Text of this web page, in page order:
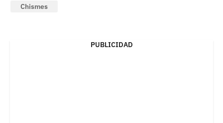
Chismes
PUBLICIDAD